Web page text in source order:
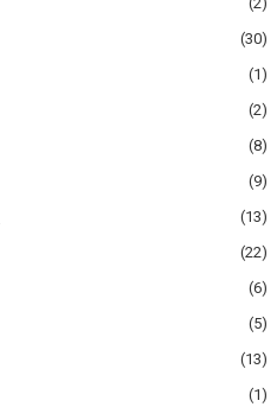
(30)
(1)
(2)
(8)
(9)
(13)
(22)
(6)
(5)
(13)
(1)